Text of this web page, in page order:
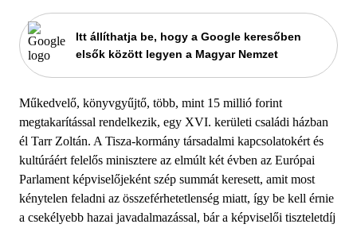
Itt állíthatja be, hogy a Google keresőben
elsők között legyen a Magyar Nemzet
Műkedvelő, könyvgyűjtő, több, mint 15 millió forint
megtakarítással rendelkezik, egy XVI. kerületi családi házban
él Tarr Zoltán. A Tisza-kormány társadalmi kapcsolatokért és
kultúráért felelős minisztere az elmúlt két évben az Európai
Parlament képviselőjeként szép summát keresett, amit most
kénytelen feladni az összeférhetetlenség miatt, így be kell érnie
a csekélyebb hazai javadalmazással, bár a képviselői tiszteletdíj